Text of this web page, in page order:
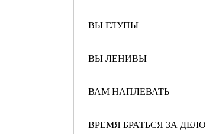
ВЫ ГЛУПЫ
ВЫ ЛЕНИВЫ
ВАМ НАПЛЕВАТЬ
ВРЕМЯ БРАТЬСЯ ЗА ДЕЛО